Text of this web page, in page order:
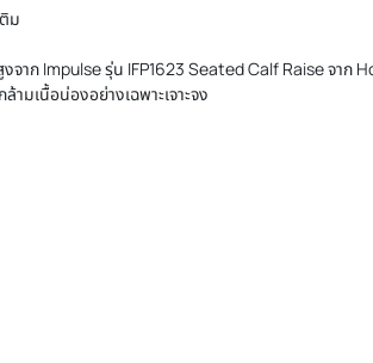
ม
จาก Impulse รุ่น IFP1623 Seated Calf Raise จาก
มเนื้อน่องอย่างเฉพาะเจาะจง